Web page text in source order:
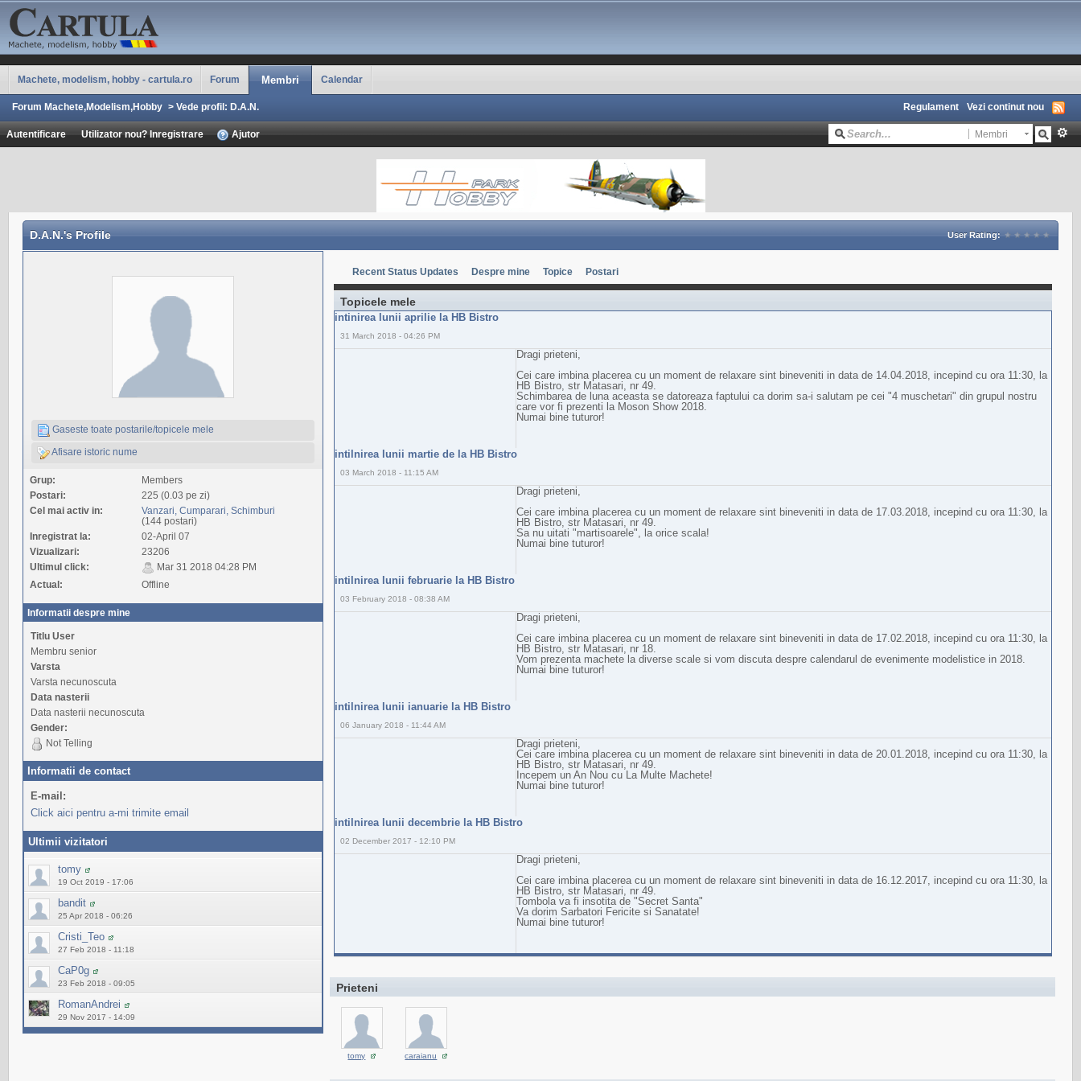
Machete, modelism, hobby - cartula.ro Forum Membri Calendar
Forum Machete,Modelism,Hobby > Vede profil: D.A.N. Regulament Vezi continut nou
Autentificare Utilizator nou? Inregistrare Ajutor Membri
D.A.N.'s Profile User Rating:
Gaseste toate postarile/topicele mele
Afisare istoric nume
Grup:
Members
Postari:
225 (0.03 pe zi)
Cel mai activ in:
Vanzari, Cumparari, Schimburi
(144 postari)
Inregistrat la:
02-April 07
Vizualizari:
23206
Ultimul click:
Mar 31 2018 04:28 PM
Actual:
Offline
Informatii despre mine
Titlu User
Membru senior
Varsta
Varsta necunoscuta
Data nasterii
Data nasterii necunoscuta
Gender:
Not Telling
Informatii de contact
E-mail:
Click aici pentru a-mi trimite email
Ultimii vizitatori
tomy
19 Oct 2019 - 17:06
bandit
25 Apr 2018 - 06:26
Cristi_Teo
27 Feb 2018 - 11:18
CaP0g
23 Feb 2018 - 09:05
RomanAndrei
29 Nov 2017 - 14:09
Recent Status Updates Despre mine Topice Postari
Topicele mele
intinirea lunii aprilie la HB Bistro
31 March 2018 - 04:26 PM
Dragi prieteni,
Cei care imbina placerea cu un moment de relaxare sint bineveniti in data de 14.04.2018, incepind cu ora 11:30, la
HB Bistro, str Matasari, nr 49.
Schimbarea de luna aceasta se datoreaza faptului ca dorim sa-i salutam pe cei "4 muschetari" din grupul nostru
care vor fi prezenti la Moson Show 2018.
Numai bine tuturor!
intilnirea lunii martie de la HB Bistro
03 March 2018 - 11:15 AM
Dragi prieteni,
Cei care imbina placerea cu un moment de relaxare sint bineveniti in data de 17.03.2018, incepind cu ora 11:30, la
HB Bistro, str Matasari, nr 49.
Sa nu uitati "martisoarele", la orice scala!
Numai bine tuturor!
intilnirea lunii februarie la HB Bistro
03 February 2018 - 08:38 AM
Dragi prieteni,
Cei care imbina placerea cu un moment de relaxare sint bineveniti in data de 17.02.2018, incepind cu ora 11:30, la
HB Bistro, str Matasari, nr 18.
Vom prezenta machete la diverse scale si vom discuta despre calendarul de evenimente modelistice in 2018.
Numai bine tuturor!
intilnirea lunii ianuarie la HB Bistro
06 January 2018 - 11:44 AM
Dragi prieteni,
Cei care imbina placerea cu un moment de relaxare sint bineveniti in data de 20.01.2018, incepind cu ora 11:30, la
HB Bistro, str Matasari, nr 49.
Incepem un An Nou cu La Multe Machete!
Numai bine tuturor!
intilnirea lunii decembrie la HB Bistro
02 December 2017 - 12:10 PM
Dragi prieteni,
Cei care imbina placerea cu un moment de relaxare sint bineveniti in data de 16.12.2017, incepind cu ora 11:30, la
HB Bistro, str Matasari, nr 49.
Tombola va fi insotita de "Secret Santa"
Va dorim Sarbatori Fericite si Sanatate!
Numai bine tuturor!
Prieteni
tomy caraianu